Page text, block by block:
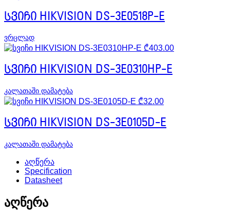
სვიჩი HIKVISION DS-3E0518P-E
ვრცლად
₾403.00
სვიჩი HIKVISION DS-3E0310HP-E
კალათაში დამატება
₾32.00
სვიჩი HIKVISION DS-3E0105D-E
კალათაში დამატება
აღწერა
Specification
Datasheet
აღწერა